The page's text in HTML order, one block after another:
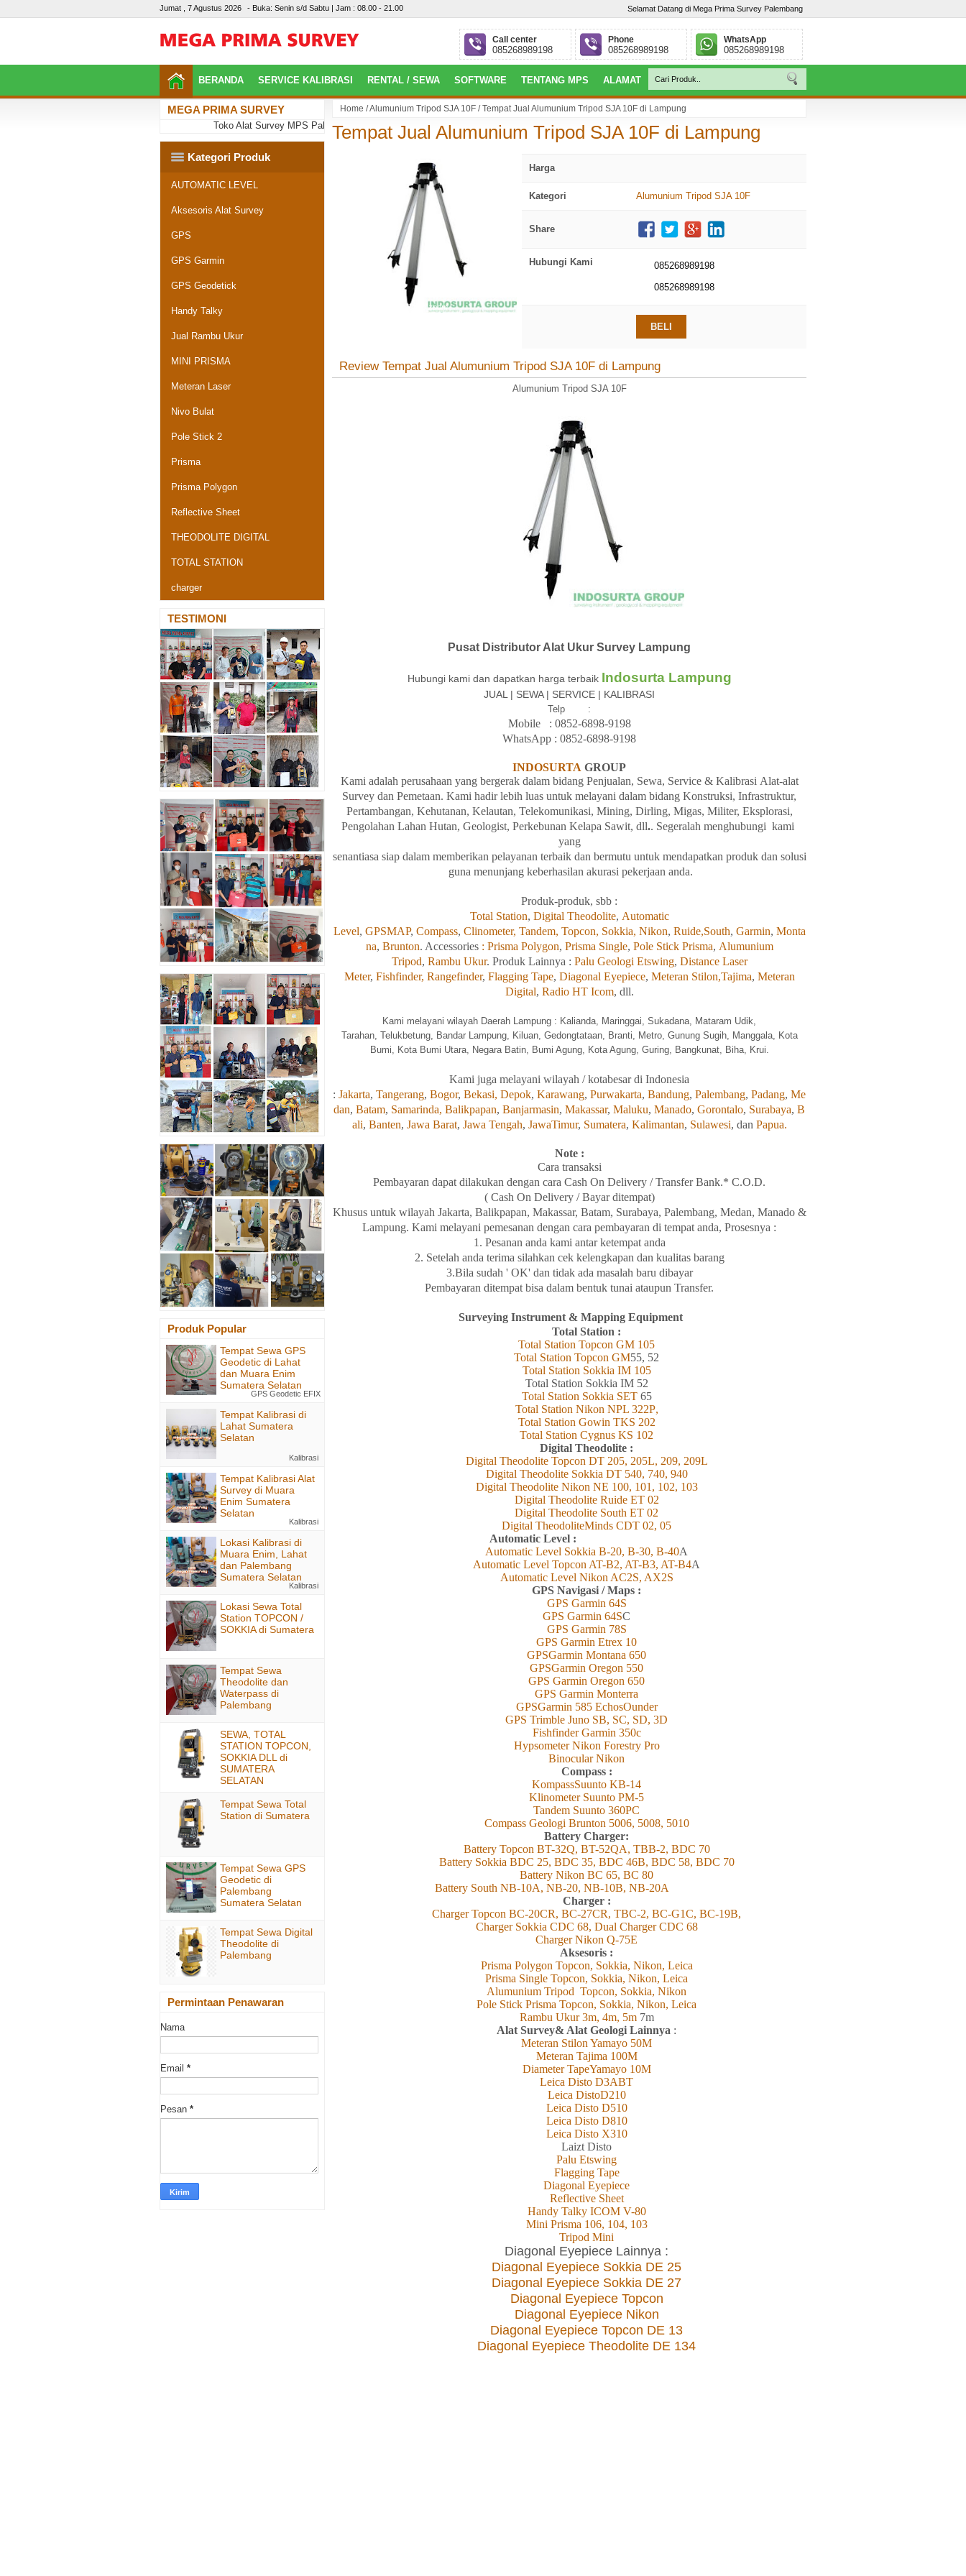
Jumat , 7 Agustus 2026 - Buka: Senin s/d Sabtu | Jam : 08.00 - 21.00 Selamat Datang di Mega Prima Survey Palembang
Call center
085268989198
Phone
085268989198
WhatsApp
085268989198
BERANDA SERVICE KALIBRASI RENTAL / SEWA SOFTWARE TENTANG MPS ALAMAT
Home /Alumunium Tripod SJA 10F /Tempat Jual Alumunium Tripod SJA 10F di Lampung
Tempat Jual Alumunium Tripod SJA 10F di Lampung
click to zoom
Harga
Kategori Alumunium Tripod SJA 10F
Share
Hubungi Kami
085268989198
085268989198
BELI
Review Tempat Jual Alumunium Tripod SJA 10F di Lampung
Alumunium Tripod SJA 10F
Pusat Distributor Alat Ukur Survey Lampung
Hubungi kami dan dapatkan harga terbaik Indosurta Lampung
JUAL | SEWA | SERVICE | KALIBRASI
Telp :
Mobile : 0852-6898-9198
WhatsApp : 0852-6898-9198
INDOSURTA GROUP
Kami adalah perusahaan yang bergerak dalam bidang Penjualan, Sewa, Service & Kalibrasi Alat-alat
Survey dan Pemetaan. Kami hadir lebih luas untuk melayani dalam bidang Konstruksi, Infrastruktur,
Pertambangan, Kehutanan, Kelautan, Telekomunikasi, Mining, Dirling, Migas, Militer, Eksplorasi,
Pengolahan Lahan Hutan, Geologist, Perkebunan Kelapa Sawit, dll.. Segeralah menghubungi kami
yang
senantiasa siap dalam memberikan pelayanan terbaik dan bermutu untuk mendapatkan produk dan solusi
guna menunjang keberhasilan akurasi pekerjaan anda.
Produk-produk, sbb :
Total Station, Digital Theodolite, Automatic
Level, GPSMAP, Compass, Clinometer, Tandem, Topcon, Sokkia, Nikon, Ruide,South, Garmin, Monta
na, Brunton. Accessories : Prisma Polygon, Prisma Single, Pole Stick Prisma, Alumunium
Tripod, Rambu Ukur. Produk Lainnya : Palu Geologi Etswing, Distance Laser
Meter, Fishfinder, Rangefinder, Flagging Tape, Diagonal Eyepiece, Meteran Stilon,Tajima, Meteran
Digital, Radio HT Icom, dll.
Kami melayani wilayah Daerah Lampung : Kalianda, Maringgai, Sukadana, Mataram Udik,
Tarahan, Telukbetung, Bandar Lampung, Kiluan, Gedongtataan, Branti, Metro, Gunung Sugih, Manggala, Kota
Bumi, Kota Bumi Utara, Negara Batin, Bumi Agung, Kota Agung, Guring, Bangkunat, Biha, Krui.
Kami juga melayani wilayah / kotabesar di Indonesia
: Jakarta, Tangerang, Bogor, Bekasi, Depok, Karawang, Purwakarta, Bandung, Palembang, Padang, Me
dan, Batam, Samarinda, Balikpapan, Banjarmasin, Makassar, Maluku, Manado, Gorontalo, Surabaya, B
ali, Banten, Jawa Barat, Jawa Tengah, JawaTimur, Sumatera, Kalimantan, Sulawesi, dan Papua.
Note :
Cara transaksi
Pembayaran dapat dilakukan dengan cara Cash On Delivery / Transfer Bank.* C.O.D.
( Cash On Delivery / Bayar ditempat)
Khusus untuk wilayah Jakarta, Balikpapan, Makassar, Batam, Surabaya, Palembang, Medan, Manado &
Lampung. Kami melayani pemesanan dengan cara pembayaran di tempat anda, Prosesnya :
1. Pesanan anda kami antar ketempat anda
2. Setelah anda terima silahkan cek kelengkapan dan kualitas barang
3.Bila sudah ' OK' dan tidak ada masalah baru dibayar
Pembayaran ditempat bisa dalam bentuk tunai ataupun Transfer.
Surveying Instrument & Mapping Equipment
Total Station :
Total Station Topcon GM 105
Total Station Topcon GM55, 52
Total Station Sokkia IM105
Total Station Sokkia IM 52
Total Station Sokkia SET 65
Total Station Nikon NPL 322P,
Total Station Gowin TKS 202
Total Station Cygnus KS 102
Digital Theodolite :
Digital Theodolite Topcon DT 205, 205L, 209, 209L
Digital Theodolite Sokkia DT 540, 740, 940
Digital Theodolite Nikon NE 100, 101, 102, 103
Digital Theodolite Ruide ET 02
Digital Theodolite South ET 02
Digital TheodoliteMinds CDT 02, 05
Automatic Level :
Automatic Level Sokkia B-20, B-30, B-40A
Automatic Level Topcon AT-B2, AT-B3, AT-B4A
Automatic Level Nikon AC2S, AX2S
GPS Navigasi / Maps :
GPS Garmin 64S
GPS Garmin 64SC
GPS Garmin 78S
GPS Garmin Etrex 10
GPSGarmin Montana 650
GPSGarmin Oregon 550
GPS Garmin Oregon 650
GPS Garmin Monterra
GPSGarmin 585 EchosOunder
GPS Trimble Juno SB, SC, SD, 3D
Fishfinder Garmin 350c
Hypsometer Nikon Forestry Pro
Binocular Nikon
Compass :
KompassSuunto KB-14
Klinometer Suunto PM-5
Tandem Suunto 360PC
Compass Geologi Brunton 5006, 5008, 5010
Battery Charger:
Battery Topcon BT-32Q, BT-52QA, TBB-2, BDC 70
Battery Sokkia BDC 25, BDC 35, BDC 46B, BDC 58, BDC 70
Battery Nikon BC 65, BC 80
Battery South NB-10A, NB-20, NB-10B, NB-20A
Charger :
Charger Topcon BC-20CR, BC-27CR, TBC-2, BC-G1C, BC-19B,
Charger Sokkia CDC 68, Dual Charger CDC 68
Charger Nikon Q-75E
Aksesoris :
Prisma Polygon Topcon, Sokkia, Nikon, Leica
Prisma Single Topcon, Sokkia, Nikon, Leica
Alumunium Tripod Topcon, Sokkia, Nikon
Pole Stick Prisma Topcon, Sokkia, Nikon, Leica
Rambu Ukur 3m, 4m, 5m7m
Alat Survey& Alat Geologi Lainnya :
Meteran Stilon Yamayo 50M
Meteran Tajima 100M
Diameter TapeYamayo 10M
Leica Disto D3ABT
Leica DistoD210
Leica Disto D510
Leica Disto D810
Leica Disto X310
Laizt Disto
Palu Etswing
Flagging Tape
Diagonal Eyepiece
Reflective Sheet
Handy Talky ICOM V-80
Mini Prisma 106, 104, 103
Tripod Mini
Diagonal Eyepiece Lainnya :
Diagonal Eyepiece Sokkia DE 25
Diagonal Eyepiece Sokkia DE 27
Diagonal Eyepiece Topcon
Diagonal Eyepiece Nikon
Diagonal Eyepiece Topcon DE 13
Diagonal Eyepiece Theodolite DE 134
MEGA PRIMA SURVEY
Toko Alat Survey MPS Palembang : Jl. Jepang, Perumahan Villa Gardena 4 Blok.P No.09, Alang-Alang Lebar, Palembang - Sumatera Selatan. Telp : / 085268989198
Kategori Produk
AUTOMATIC LEVEL
Aksesoris Alat Survey
GPS
GPS Garmin
GPS Geodetick
Handy Talky
Jual Rambu Ukur
MINI PRISMA
Meteran Laser
Nivo Bulat
Pole Stick 2
Prisma
Prisma Polygon
Reflective Sheet
THEODOLITE DIGITAL
TOTAL STATION
charger
TESTIMONI
Produk Popular
Tempat Sewa GPS
Geodetic di Lahat
dan Muara Enim
Sumatera Selatan
GPS Geodetic EFIX
Tempat Kalibrasi di
Lahat Sumatera
Selatan
Kalibrasi
Tempat Kalibrasi Alat
Survey di Muara
Enim Sumatera
Selatan
Kalibrasi
Lokasi Kalibrasi di
Muara Enim, Lahat
dan Palembang
Sumatera Selatan
Kalibrasi
Lokasi Sewa Total
Station TOPCON /
SOKKIA di Sumatera
Tempat Sewa
Theodolite dan
Waterpass di
Palembang
SEWA, TOTAL
STATION TOPCON,
SOKKIA DLL di
SUMATERA
SELATAN
Tempat Sewa Total
Station di Sumatera
Tempat Sewa GPS
Geodetic di
Palembang
Sumatera Selatan
Tempat Sewa Digital
Theodolite di
Palembang
Permintaan Penawaran
Nama
Email *
Pesan *